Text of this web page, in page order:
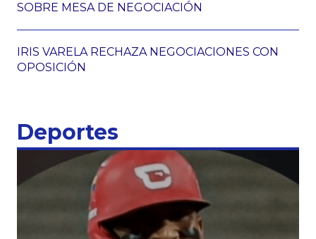
SOBRE MESA DE NEGOCIACIÓN
IRIS VARELA RECHAZA NEGOCIACIONES CON
OPOSICIÓN
Deportes